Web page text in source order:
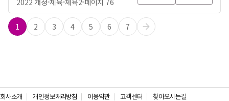
2022 개정 체육 체육2 페이지 76
1 2 3 4 5 6 7
회사소개 개인정보처리방침 이용약관 고객센터 찾아오시는길